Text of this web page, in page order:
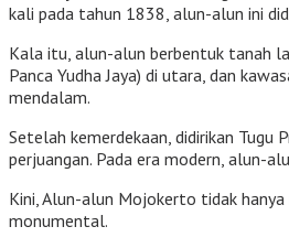
kali pada tahun 1838, alun-alun ini
Kala itu, alun-alun berbentuk tanah
Panca Yudha Jaya) di utara, dan
mendalam.
Setelah kemerdekaan, didirikan
perjuangan. Pada era modern, alun-
Kini, Alun-alun Mojokerto tidak
monumental.